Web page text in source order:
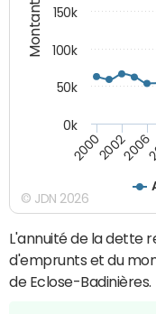
200020022006
0k
50k
100k
150k
© JDN 2026
L'annuité de la dette
d'emprunts et du
de Eclose-Badinières.